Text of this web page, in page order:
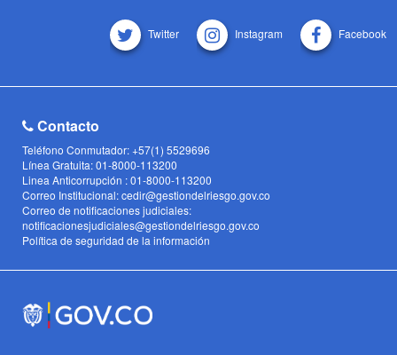
Twitter Instagram Facebook
Contacto
Teléfono Conmutador: +57(1) 5529696
Línea Gratuita: 01-8000-113200
Linea Anticorrupción : 01-8000-113200
Correo Institucional: cedir@gestiondelriesgo.gov.co
Correo de notificaciones judiciales:
notificacionesjudiciales@gestiondelriesgo.gov.co
Política de seguridad de la información